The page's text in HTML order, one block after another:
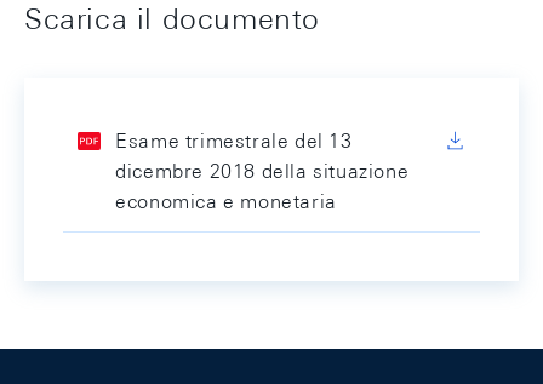
Scarica il documento
Esame trimestrale del 13
dicembre 2018 della situazione
economica e monetaria